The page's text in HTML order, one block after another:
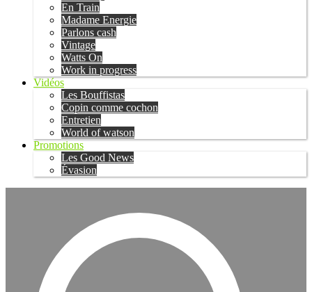
En Train
Madame Energie
Parlons cash
Vintage
Watts On
Work in progress
Vidéos
Les Bouffistas
Copin comme cochon
Entretien
World of watson
Promotions
Les Good News
Évasion